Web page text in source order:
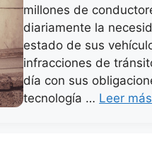
millones de
diariamente la
estado de sus
infracciones de
día con sus
tecnología … Leer más